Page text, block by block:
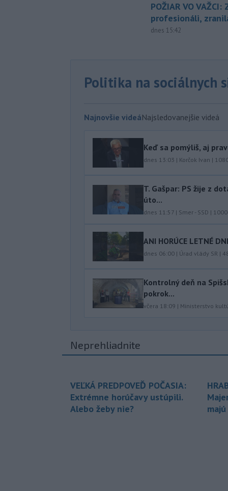
POŽIAR VO VAŽCI:
profesionáli,
dnes 15:42
Politika na sociálnych
Najnovšie videáNajsledovanejšie videá
Keď sa pomýliš, aj
dnes 13:03 | Korčok Ivan |
T. Gašpar: PS žije z
úto...
dnes 11:57 | Smer - SSD |
ANI HORÚCE LETNÉ
dnes 06:00 | Úrad vlády SR |
Kontrolný deň na
pokrok...
včera 18:09 | Ministerstvo
Neprehliadnite
VEĽKÁ PREDPOVEĎ POČASIA:
Extrémne horúčavy ustúpili.
Alebo žeby nie?